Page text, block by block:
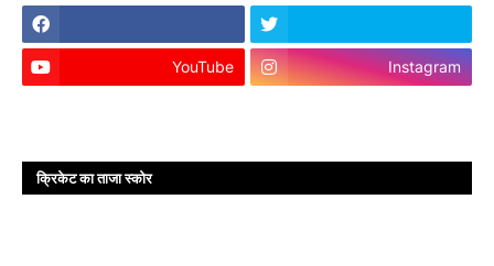
YouTube Instagram
क्रिकेट का ताजा स्कोर